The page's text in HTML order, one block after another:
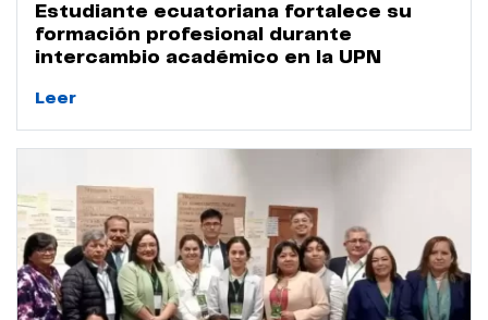
Estudiante ecuatoriana fortalece su
formación profesional durante
intercambio académico en la UPN
Leer